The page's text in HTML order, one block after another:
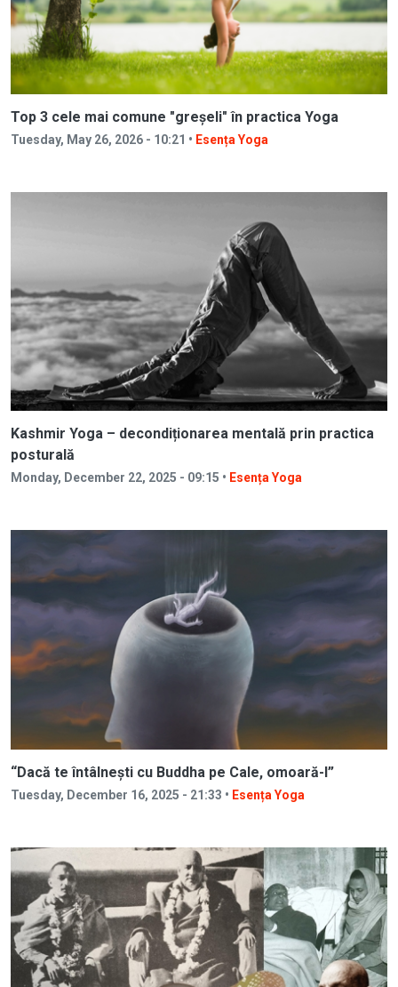
Top 3 cele mai comune "greșeli" în practica Yoga
Tuesday, May 26, 2026 - 10:21 • Esența Yoga
Kashmir Yoga – decondiționarea mentală prin practica
posturală
Monday, December 22, 2025 - 09:15 • Esența Yoga
“Dacă te întâlnești cu Buddha pe Cale, omoară-l”
Tuesday, December 16, 2025 - 21:33 • Esența Yoga